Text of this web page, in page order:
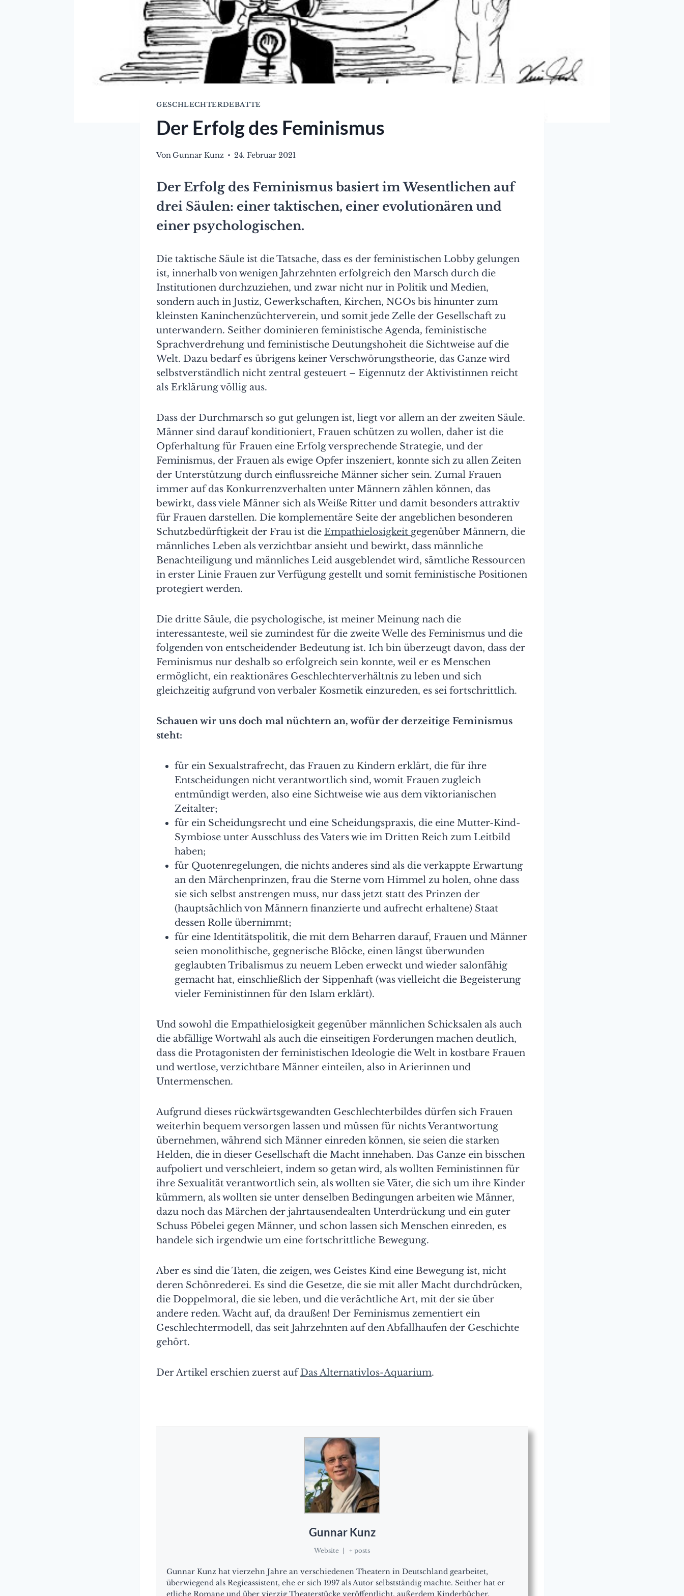
GESCHLECHTERDEBATTE
Der Erfolg des Feminismus
Von Gunnar Kunz 24. Februar 2021
Der Erfolg des Feminismus basiert im Wesentlichen auf
drei Säulen: einer taktischen, einer evolutionären und
einer psychologischen.
Die taktische Säule ist die Tatsache, dass es der feministischen Lobby gelungen
ist, innerhalb von wenigen Jahrzehnten erfolgreich den Marsch durch die
Institutionen durchzuziehen, und zwar nicht nur in Politik und Medien,
sondern auch in Justiz, Gewerkschaften, Kirchen, NGOs bis hinunter zum
kleinsten Kaninchenzüchterverein, und somit jede Zelle der Gesellschaft zu
unterwandern. Seither dominieren feministische Agenda, feministische
Sprachverdrehung und feministische Deutungshoheit die Sichtweise auf die
Welt. Dazu bedarf es übrigens keiner Verschwörungstheorie, das Ganze wird
selbstverständlich nicht zentral gesteuert – Eigennutz der Aktivistinnen reicht
als Erklärung völlig aus.
Dass der Durchmarsch so gut gelungen ist, liegt vor allem an der zweiten Säule.
Männer sind darauf konditioniert, Frauen schützen zu wollen, daher ist die
Opferhaltung für Frauen eine Erfolg versprechende Strategie, und der
Feminismus, der Frauen als ewige Opfer inszeniert, konnte sich zu allen Zeiten
der Unterstützung durch einflussreiche Männer sicher sein. Zumal Frauen
immer auf das Konkurrenzverhalten unter Männern zählen können, das
bewirkt, dass viele Männer sich als Weiße Ritter und damit besonders attraktiv
für Frauen darstellen. Die komplementäre Seite der angeblichen besonderen
Schutzbedürftigkeit der Frau ist die Empathielosigkeit gegenüber Männern, die
männliches Leben als verzichtbar ansieht und bewirkt, dass männliche
Benachteiligung und männliches Leid ausgeblendet wird, sämtliche Ressourcen
in erster Linie Frauen zur Verfügung gestellt und somit feministische Positionen
protegiert werden.
Die dritte Säule, die psychologische, ist meiner Meinung nach die
interessanteste, weil sie zumindest für die zweite Welle des Feminismus und die
folgenden von entscheidender Bedeutung ist. Ich bin überzeugt davon, dass der
Feminismus nur deshalb so erfolgreich sein konnte, weil er es Menschen
ermöglicht, ein reaktionäres Geschlechterverhältnis zu leben und sich
gleichzeitig aufgrund von verbaler Kosmetik einzureden, es sei fortschrittlich.
Schauen wir uns doch mal nüchtern an, wofür der derzeitige Feminismus
steht:
für ein Sexualstrafrecht, das Frauen zu Kindern erklärt, die für ihre
Entscheidungen nicht verantwortlich sind, womit Frauen zugleich
entmündigt werden, also eine Sichtweise wie aus dem viktorianischen
Zeitalter;
für ein Scheidungsrecht und eine Scheidungspraxis, die eine Mutter-Kind-
Symbiose unter Ausschluss des Vaters wie im Dritten Reich zum Leitbild
haben;
für Quotenregelungen, die nichts anderes sind als die verkappte Erwartung
an den Märchenprinzen, frau die Sterne vom Himmel zu holen, ohne dass
sie sich selbst anstrengen muss, nur dass jetzt statt des Prinzen der
(hauptsächlich von Männern finanzierte und aufrecht erhaltene) Staat
dessen Rolle übernimmt;
für eine Identitätspolitik, die mit dem Beharren darauf, Frauen und Männer
seien monolithische, gegnerische Blöcke, einen längst überwunden
geglaubten Tribalismus zu neuem Leben erweckt und wieder salonfähig
gemacht hat, einschließlich der Sippenhaft (was vielleicht die Begeisterung
vieler Feministinnen für den Islam erklärt).
Und sowohl die Empathielosigkeit gegenüber männlichen Schicksalen als auch
die abfällige Wortwahl als auch die einseitigen Forderungen machen deutlich,
dass die Protagonisten der feministischen Ideologie die Welt in kostbare Frauen
und wertlose, verzichtbare Männer einteilen, also in Arierinnen und
Untermenschen.
Aufgrund dieses rückwärtsgewandten Geschlechterbildes dürfen sich Frauen
weiterhin bequem versorgen lassen und müssen für nichts Verantwortung
übernehmen, während sich Männer einreden können, sie seien die starken
Helden, die in dieser Gesellschaft die Macht innehaben. Das Ganze ein bisschen
aufpoliert und verschleiert, indem so getan wird, als wollten Feministinnen für
ihre Sexualität verantwortlich sein, als wollten sie Väter, die sich um ihre Kinder
kümmern, als wollten sie unter denselben Bedingungen arbeiten wie Männer,
dazu noch das Märchen der jahrtausendealten Unterdrückung und ein guter
Schuss Pöbelei gegen Männer, und schon lassen sich Menschen einreden, es
handele sich irgendwie um eine fortschrittliche Bewegung.
Aber es sind die Taten, die zeigen, wes Geistes Kind eine Bewegung ist, nicht
deren Schönrederei. Es sind die Gesetze, die sie mit aller Macht durchdrücken,
die Doppelmoral, die sie leben, und die verächtliche Art, mit der sie über
andere reden. Wacht auf, da draußen! Der Feminismus zementiert ein
Geschlechtermodell, das seit Jahrzehnten auf den Abfallhaufen der Geschichte
gehört.
Der Artikel erschien zuerst aufDas Alternativlos-Aquarium.
Gunnar Kunz
Website | + posts
Gunnar Kunz hat vierzehn Jahre an verschiedenen Theatern in Deutschland gearbeitet,
überwiegend als Regieassistent, ehe er sich 1997 als Autor selbstständig machte. Seither hat er
etliche Romane und über vierzig Theaterstücke veröffentlicht, außerdem Kinderbücher,